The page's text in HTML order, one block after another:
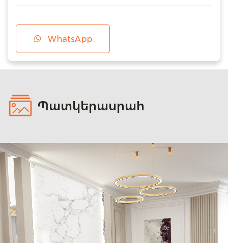
WhatsApp
Պատկերասրահ